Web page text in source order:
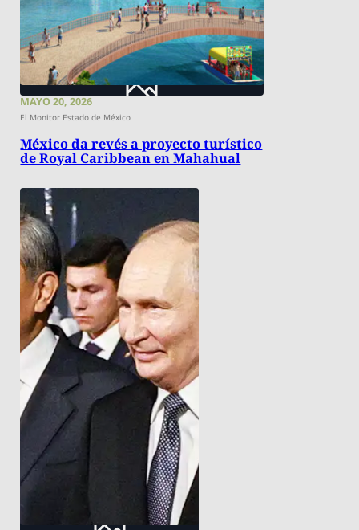
MAYO 20, 2026
El Monitor Estado de México
México da revés a proyecto turístico
de Royal Caribbean en Mahahual